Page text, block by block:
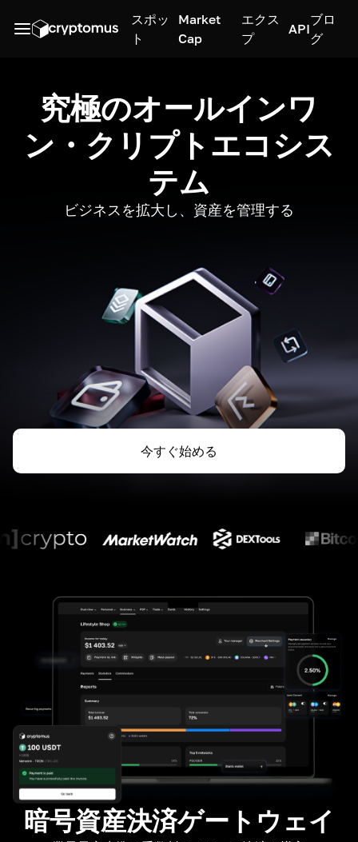
スポッ
ト
Market
Cap
エクス
プ
API
ブロ
グ
究極のオールインワ
ン・クリプトエコシス
テム
ビジネスを拡大し、資産を管理する
今すぐ始める
暗号資産決済ゲートウェイ